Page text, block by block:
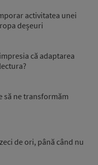
activitatea unei
deșeuri
că adaptarea
să ne transformăm
de ori, până când nu